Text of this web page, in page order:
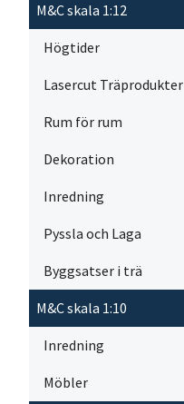
M&C skala 1:12
Högtider
Lasercut Träprodukter
Rum för rum
Dekoration
Inredning
Pyssla och Laga
Byggsatser i trä
M&C skala 1:10
Inredning
Möbler